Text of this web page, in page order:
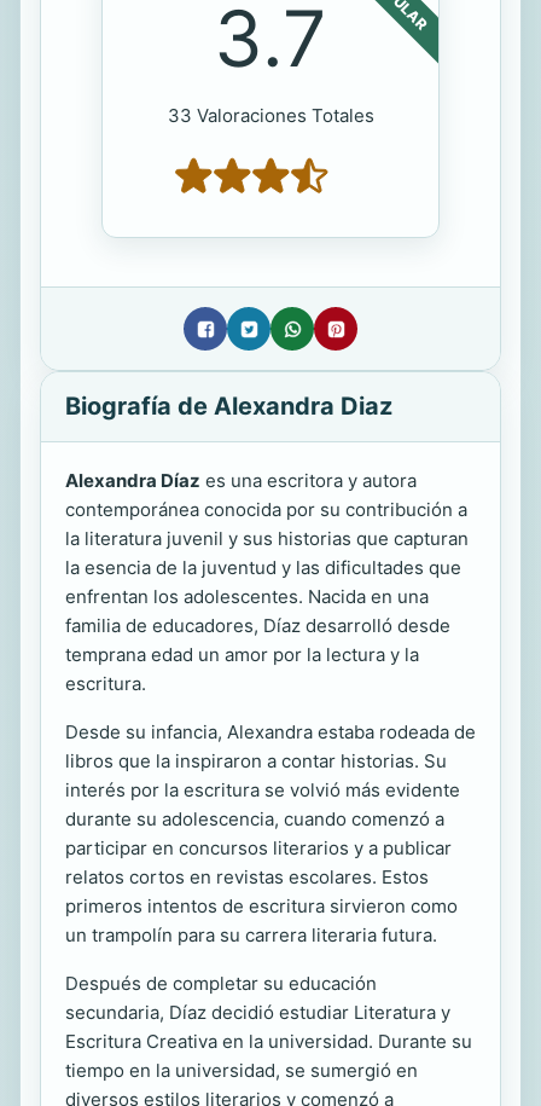
3.7
33 Valoraciones Totales
Biografía de Alexandra Diaz
Alexandra Díaz es una escritora y autora
contemporánea conocida por su contribución a
la literatura juvenil y sus historias que capturan
la esencia de la juventud y las dificultades que
enfrentan los adolescentes. Nacida en una
familia de educadores, Díaz desarrolló desde
temprana edad un amor por la lectura y la
escritura.
Desde su infancia, Alexandra estaba rodeada de
libros que la inspiraron a contar historias. Su
interés por la escritura se volvió más evidente
durante su adolescencia, cuando comenzó a
participar en concursos literarios y a publicar
relatos cortos en revistas escolares. Estos
primeros intentos de escritura sirvieron como
un trampolín para su carrera literaria futura.
Después de completar su educación
secundaria, Díaz decidió estudiar Literatura y
Escritura Creativa en la universidad. Durante su
tiempo en la universidad, se sumergió en
diversos estilos literarios y comenzó a